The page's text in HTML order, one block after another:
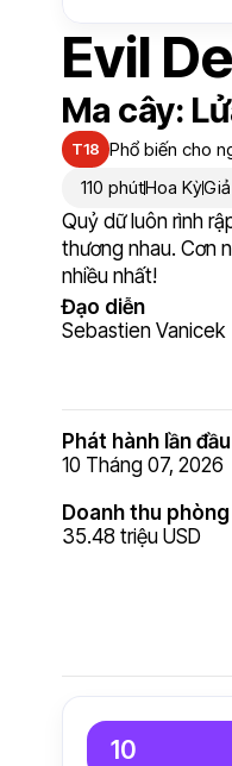
Evil
Ma cây:
T18 Phổ biến cho
110 phútHoa Kỳ
Quỷ dữ luôn rình
thương nhau. Cơn
nhiều nhất!
Đạo diễn
Sebastien Vanicek
Phát hành lần đầu
10 Tháng 07, 2026
Doanh thu
35.48 triệu USD
10